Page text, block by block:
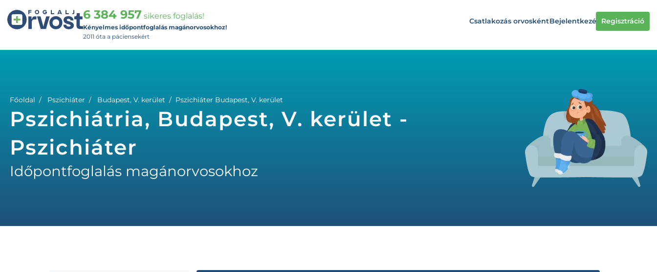
6 384 957 sikeres foglalás!
Kényelmes időpontfoglalás magánorvosokhoz!
2011 óta a páciensekért
Csatlakozás orvoskéntBejelentkezés Regisztráció
Főoldal Pszichiáter Budapest, V. kerület Pszichiáter Budapest, V. kerület
Pszichiátria, Budapest, V. kerület -
Pszichiáter
Időpontfoglalás magánorvosokhoz